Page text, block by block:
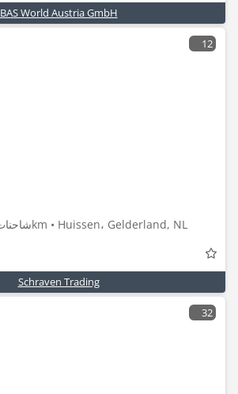
BAS World Austria GmbH
12
شاحنات قلابة • 2020 • 4862km • Huissen، Gelderland, NL
Schraven Trading
32